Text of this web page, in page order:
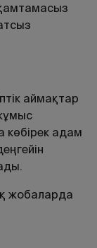
аймақтар
көбірек адам
жобаларда